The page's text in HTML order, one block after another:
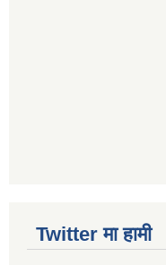
Twitter मा हामी